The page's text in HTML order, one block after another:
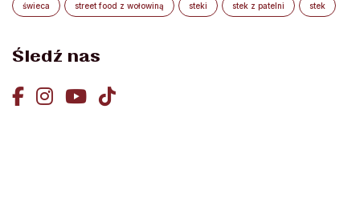
świeca street food z wołowiną steki stek z patelni stek
Śledź nas